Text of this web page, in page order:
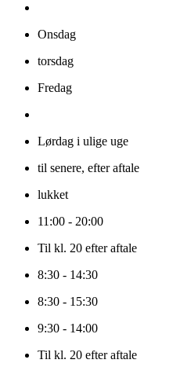
Onsdag
torsdag
Fredag
Lørdag i ulige uge
til senere, efter aftale
lukket
11:00 - 20:00
Til kl. 20 efter aftale
8:30 - 14:30
8:30 - 15:30
9:30 - 14:00
Til kl. 20 efter aftale